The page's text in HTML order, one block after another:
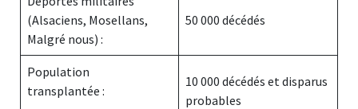
(Alsaciens, Mosellans,
Malgré nous) :
50 000 décédés
Population
transplantée :
10 000 décédés et disparus
probables